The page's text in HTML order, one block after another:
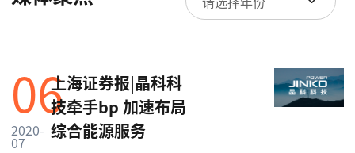
06
2020-
07
上海证券报|晶科科
技牵手bp 加速布局
综合能源服务